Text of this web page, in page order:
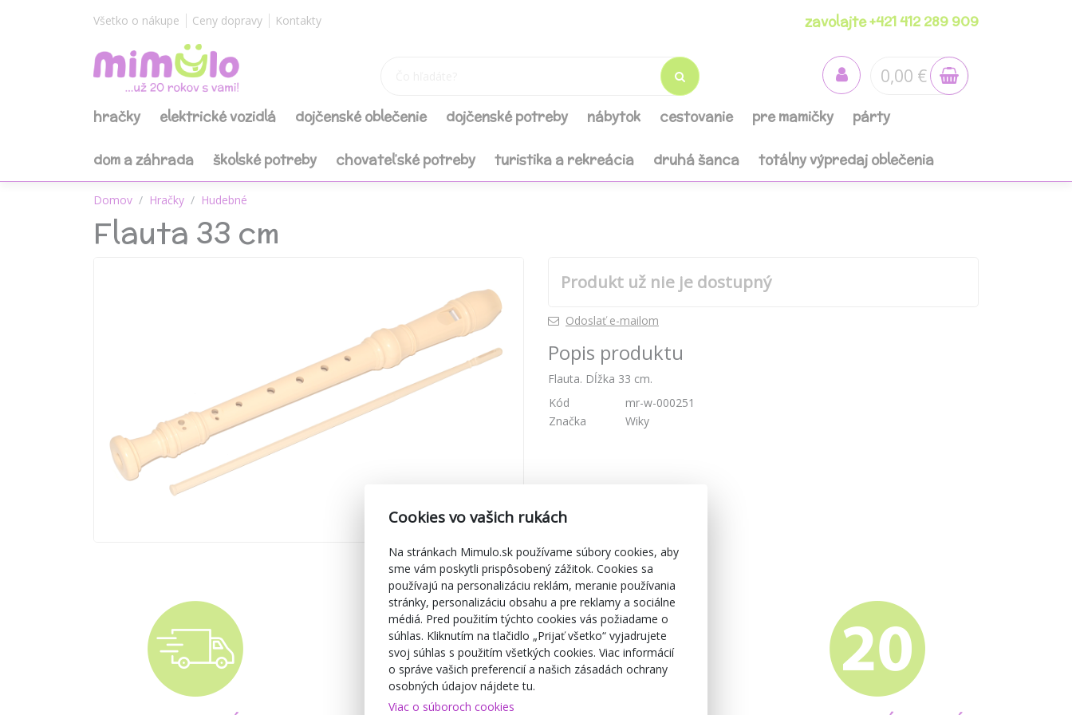
Všetko o nákupe Ceny dopravy Kontakty zavolajte +421 412 289 909
0,00 €
hračky elektrické vozidlá dojčenské oblečenie dojčenské potreby nábytok cestovanie pre mamičky párty
dom a záhrada školské potreby chovateľské potreby turistika a rekreácia druhá šanca totálny výpredaj oblečenia
Domov Hračky Hudebné
Flauta 33 cm
Produkt už nie je dostupný
Odoslať e-mailom
Popis produktu
Flauta. Dĺžka 33 cm.
Kód
mr-w-000251
Značka
Wiky
Cookies vo vašich rukách
Na stránkach Mimulo.sk používame súbory cookies, aby
sme vám poskytli prispôsobený zážitok. Cookies sa
používajú na personalizáciu reklám, meranie používania
stránky, personalizáciu obsahu a pre reklamy a sociálne
médiá. Pred použitím týchto cookies vás požiadame o
súhlas. Kliknutím na tlačidlo „Prijať všetko“ vyjadrujete
svoj súhlas s použitím všetkých cookies. Viac informácií
o správe vašich preferencií a našich zásadách ochrany
osobných údajov nájdete tu.
Viac o súboroch cookies